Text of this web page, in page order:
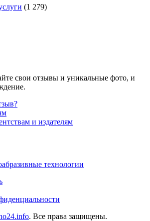
(1 279)
свои отзывы и уникальные фото, и
и издателям
технологии
. Все права защищены.